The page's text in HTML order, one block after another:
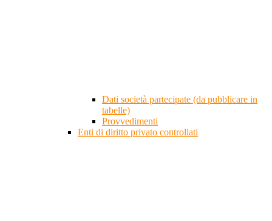
Dati società partecipate (da pubblicare in
tabelle)
Provvedimenti
Enti di diritto privato controllati